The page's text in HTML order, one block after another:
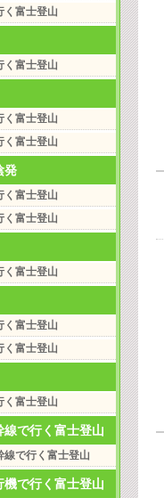
く富士登山
く富士登山
く富士登山
く富士登山
発
く富士登山
く富士登山
く富士登山
く富士登山
く富士登山
く富士登山
線で行く富士登山
線で行く富士登山
機で行く富士登山